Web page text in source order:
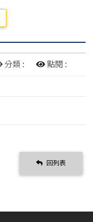
分類 : 點閱 :
回列表